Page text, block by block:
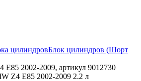
цилиндровБлок цилиндров (Шорт
2002-2009, артикул 9012730
Z4 E85 2002-2009 2.2 л